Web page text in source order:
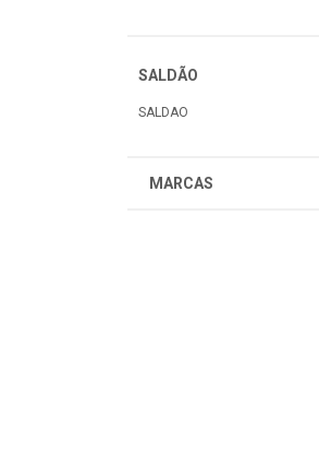
SALDÃO
SALDAO
MARCAS